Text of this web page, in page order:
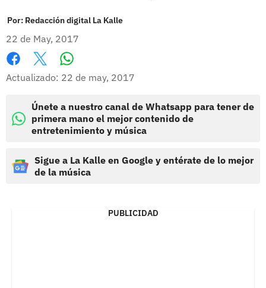
Por: Redacción digital La Kalle
22 de May, 2017
Facebook
X Whatsapp
Actualizado: 22 de may, 2017
Únete a nuestro canal de Whatsapp para tener de
primera mano el mejor contenido de
entretenimiento y música
Sigue a La Kalle en Google y entérate de lo mejor
de la música
PUBLICIDAD